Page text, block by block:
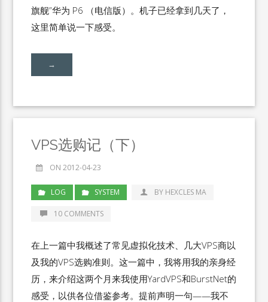
旗舰”华为 P6 （电信版）。机子已经拿到几天了，
这里简单说一下感受。
→
VPS选购记（下）
ON 2012-04-23
LOG SYSTEM BY HEXCLES MA
10 COMMENTS
在上一篇中我概述了常见虚拟化技术、几大VPS商以
及我的VPS选购准则。这一篇中，我将用我的亲身经
历，来介绍这两个月来我使用YardVPS和BurstNet的
感受，以供各位借鉴参考。提前声明一句——我不